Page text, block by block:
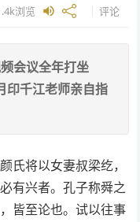
浏览 评论
会议全年打坐
印千江老师亲自指
氏将以女妻叔梁纥，
有兴者。孔子称舜之
皆至论也。试以往事